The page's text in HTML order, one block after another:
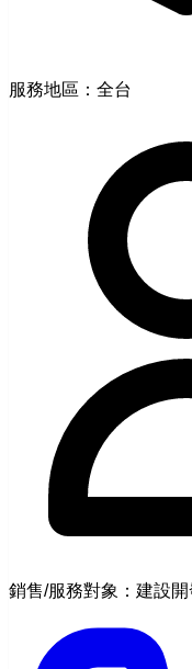
服務地區：全台
銷售/服務對象：建設